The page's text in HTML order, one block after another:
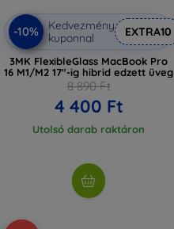
-10%
Kedvezmény
kuponnal
EXTRA10
3MK FlexibleGlass MacBook Pro
16 M1/M2 17"-ig hibrid edzett üveg
8 890 Ft
4 400 Ft
Utolsó darab raktáron